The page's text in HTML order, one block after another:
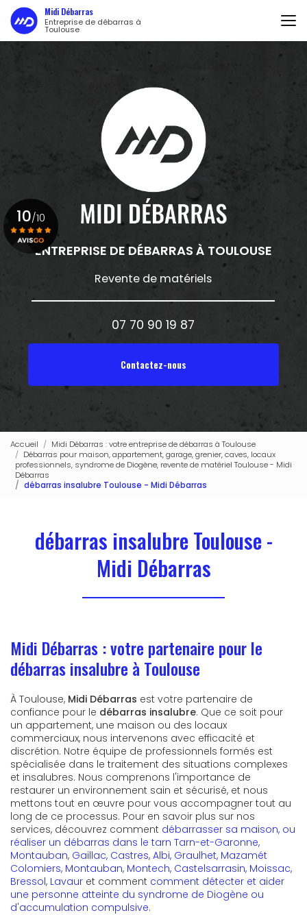
Aller
au
contenu
principal
Midi Débarras
Entreprise de débarras à
Toulouse
ENTREPRISE DE DÉBARRAS À TOULOUSE
Revente de matériels
07 70 90 19 87
Contactez-nous
10/10
Accueil
Midi Débarras : votre entreprise de débarras à Toulouse
Débarras pour maison, appartement, garage, grenier, caves, locaux
professionnels, syndrome de Diogène, revente de matériel Toulouse - Midi
Débarras
débarras insalubre Toulouse - Midi Débarras
débarras insalubre Toulouse -
Midi Débarras
Midi Débarras : votre partenaire pour le
débarras insalubre à Toulouse
À Toulouse, Midi Débarras est votre partenaire de
confiance pour le débarras insalubre. Que ce soit pour
un appartement, une maison ou des locaux
commerciaux, nous intervenons avec efficacité et
discrétion. Notre équipe de professionnels formés est
spécialisée dans le traitement des situations complexes
et insalubres. Nous comprenons l'importance de
restaurer un environnement sain et sécurisé, et nous
mettons tout en œuvre pour vous accompagner tout au
long de ce processus. Pour en savoir plus sur nos
services, découvrez comment débarrasser sa maison, ou
réaliser un débarras dans le tarn Tarn-et-Garonne,
Montauban, Gaillac, Castres, Albi, Graulhet, Mazamét
Colomiers, Montauban, Montech, Castelsarrasin, Moissac,
Bressol, Lavaur et comment comment détecter et aider
une personne atteinte du syndrome de Diogène ou
d'accumulation compulsive.